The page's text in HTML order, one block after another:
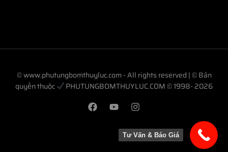
© www.phutungbomthuyluc.com - All rights reserved | © Bản
quyền thuộc
PHUTUNGBOMTHUYLUC.COM © 1998- 2026
Tư Vấn & Báo Giá